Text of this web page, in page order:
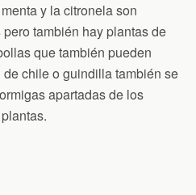
y la citronela son
también hay plantas de
que también pueden
chile o guindilla también se
apartadas de los